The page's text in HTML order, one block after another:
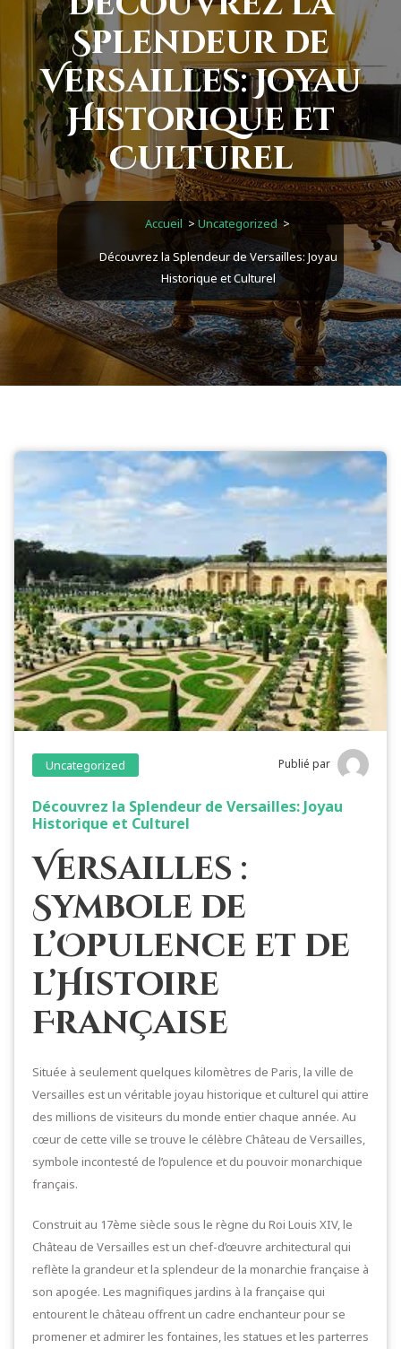
Splendeur de
Versailles: Joyau
Historique et
Culturel
Accueil > Uncategorized >
Découvrez la Splendeur de Versailles: Joyau
Historique et Culturel
Uncategorized Publié par
Découvrez la Splendeur de Versailles: Joyau
Historique et Culturel
Versailles :
Symbole de
l’Opulence et de
l’Histoire
Française
Située à seulement quelques kilomètres de Paris, la ville de
Versailles est un véritable joyau historique et culturel qui attire
des millions de visiteurs du monde entier chaque année. Au
cœur de cette ville se trouve le célèbre Château de Versailles,
symbole incontesté de l’opulence et du pouvoir monarchique
français.
Construit au 17ème siècle sous le règne du Roi Louis XIV, le
Château de Versailles est un chef-d’œuvre architectural qui
reflète la grandeur et la splendeur de la monarchie française à
son apogée. Les magnifiques jardins à la française qui
entourent le château offrent un cadre enchanteur pour se
promener et admirer les fontaines, les statues et les parterres